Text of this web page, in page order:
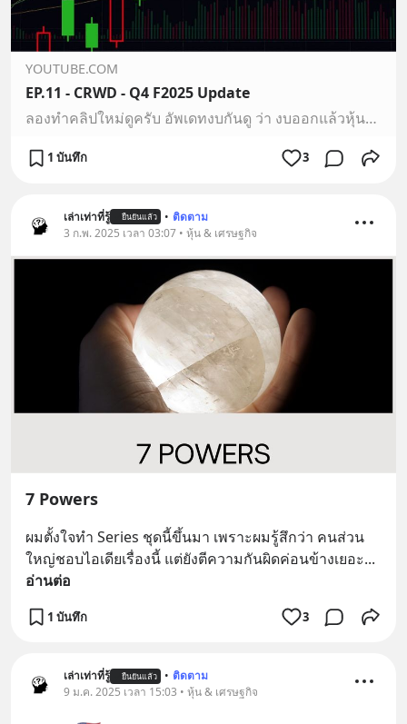
YOUTUBE.COM
EP.11 - CRWD - Q4 F2025 Update
ลองทำคลิปใหม่ดูครับ อัพเดทงบกันดู ว่า งบออกแล้วหุ้นลง ประเด็นสำคัญคืออะไรผิดถูกอย่าว่ากันนะครับ ถือว่าเเลกเปลี่ยนความเห็นกันได้ครับถ้าชอบแบบนี้ก็บอกนะครับ ถ้…
1 บันทึก 3
เล่าเท่าที่รู้ ยืนยันแล้ว • ติดตาม
3 ก.พ. 2025 เวลา 03:07 • หุ้น & เศรษฐกิจ
7 Powers
ผมตั้งใจทำ Series ชุดนี้ขึ้นมา เพราะผมรู้สึกว่า คนส่วน
ใหญ่ชอบไอเดียเรื่องนี้ แต่ยังตีความกันผิดค่อนข้างเยอะ
อ่านต่อ
1 บันทึก 3
เล่าเท่าที่รู้ ยืนยันแล้ว • ติดตาม
9 ม.ค. 2025 เวลา 15:03 • หุ้น & เศรษฐกิจ